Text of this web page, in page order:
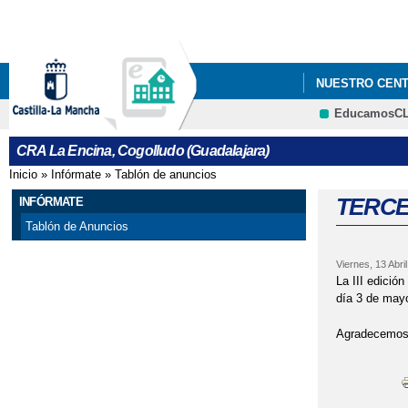
NUESTRO
CRA La Encina, Cogolludo (Guadalajara)
Se encuentra usted aquí
Inicio » Infórmate » Tablón de anuncios
INFÓRMATE
Tablón de Anuncios
Viernes, 13
La III
día 3 de